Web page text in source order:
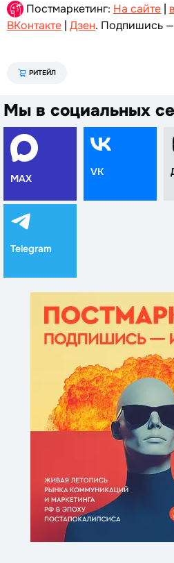
Постмаркетинг: На сайте |
ВКонтакте | Дзен. Подпишись —
РИТЕЙЛ
Мы в социальных
MAX
VK
Telegram